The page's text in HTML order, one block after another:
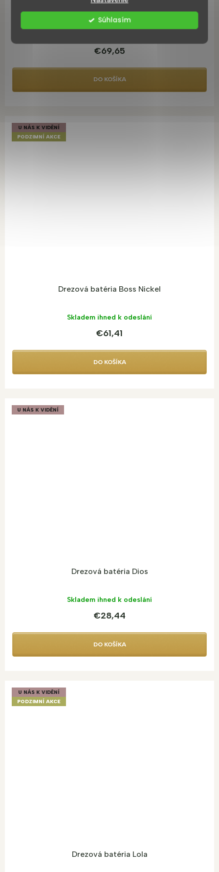
Súhlasím
Drezová batéria Boss Chrom
€69,65
DO KOŠÍKA
U NÁS K VIDĚNÍ
PODZIMNÍ AKCE
Drezová batéria Boss Nickel
Skladem ihned k odeslání
€61,41
DO KOŠÍKA
U NÁS K VIDĚNÍ
Drezová batéria Dios
Skladem ihned k odeslání
€28,44
DO KOŠÍKA
U NÁS K VIDĚNÍ
PODZIMNÍ AKCE
Drezová batéria Lola